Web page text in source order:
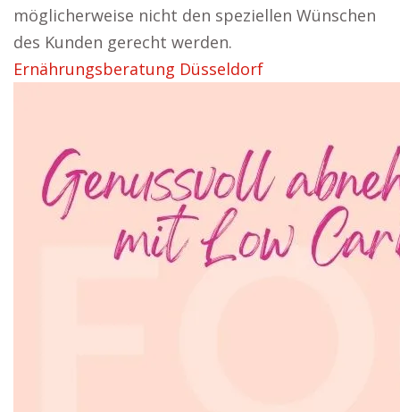
möglicherweise nicht den speziellen Wünschen
des Kunden gerecht werden.
Ernährungsberatung Düsseldorf